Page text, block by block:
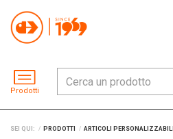
Prodotti
SEI QUI: PRODOTTI ARTICOLI PERSONALIZZABILI